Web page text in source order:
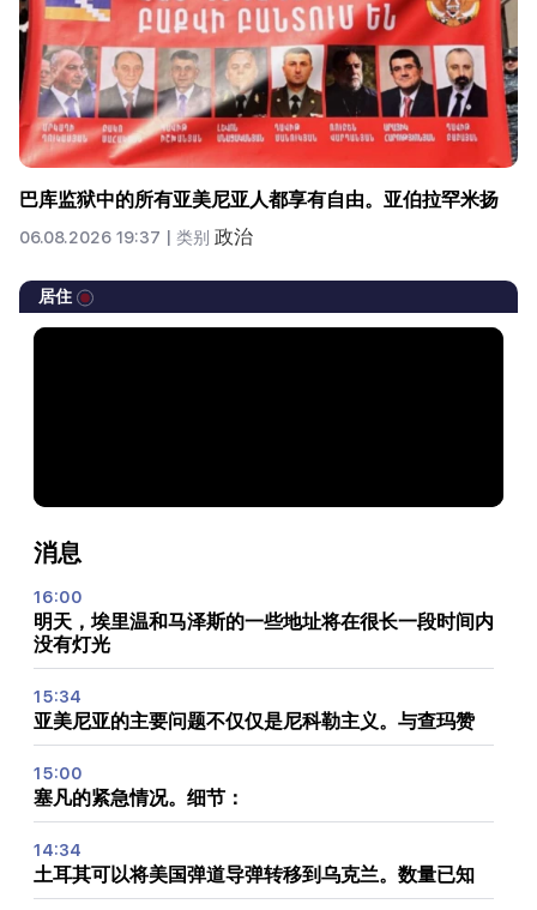
巴库监狱中的所有亚美尼亚人都享有自由。亚伯拉罕米扬
06.08.2026 19:37 | 类别 政治
居住
消息
16:00
明天，埃里温和马泽斯的一些地址将在很长一段时间内
没有灯光
15:34
亚美尼亚的主要问题不仅仅是尼科勒主义。与查玛赞
15:00
塞凡的紧急情况。细节：
14:34
土耳其可以将美国弹道导弹转移到乌克兰。数量已知